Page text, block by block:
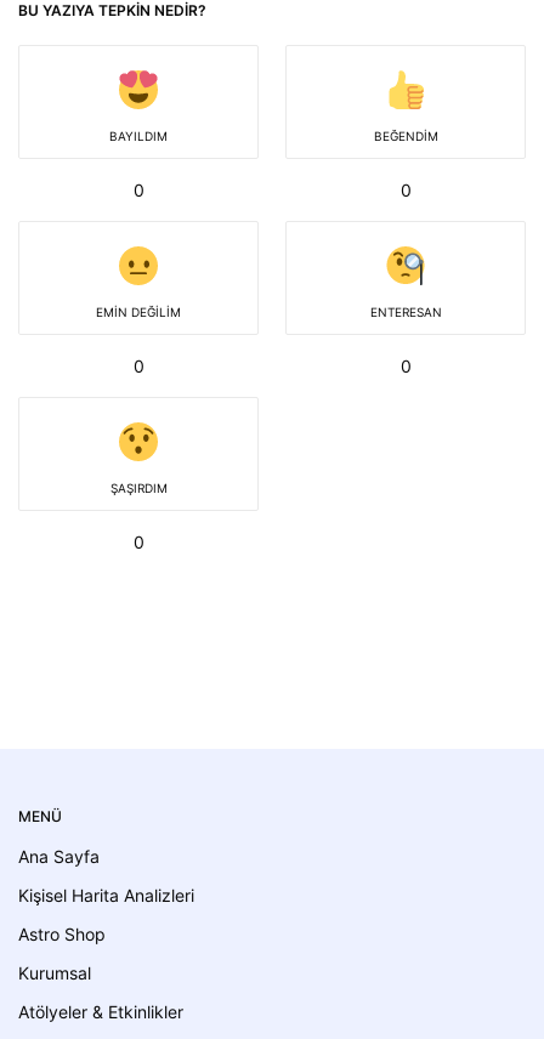
BU YAZIYA TEPKIN NEDIR?
BAYILDIM
0
BEĞENDIM
0
EMIN DEĞILIM
0
ENTERESAN
0
ŞAŞIRDIM
0
MENÜ
Ana Sayfa
Kişisel Harita Analizleri
Astro Shop
Kurumsal
Atölyeler & Etkinlikler